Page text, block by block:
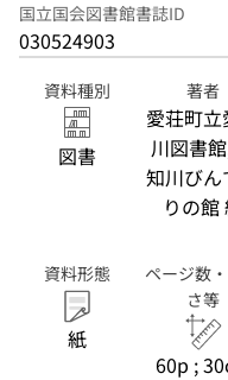
国立国会図書館書誌ID
030524903
資料種別
図書
著者
愛荘町立
川図書
知川びん
りの館
資料形態
紙
ページ数
さ等
60p ;